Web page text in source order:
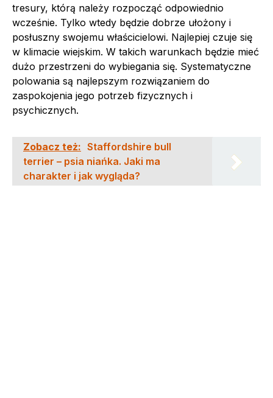
tresury, którą należy rozpocząć odpowiednio
wcześnie. Tylko wtedy będzie dobrze ułożony i
posłuszny swojemu właścicielowi. Najlepiej czuje się
w klimacie wiejskim. W takich warunkach będzie mieć
dużo przestrzeni do wybiegania się. Systematyczne
polowania są najlepszym rozwiązaniem do
zaspokojenia jego potrzeb fizycznych i
psychicznych.
Zobacz też: Staffordshire bull
terrier – psia niańka. Jaki ma
charakter i jak wygląda?